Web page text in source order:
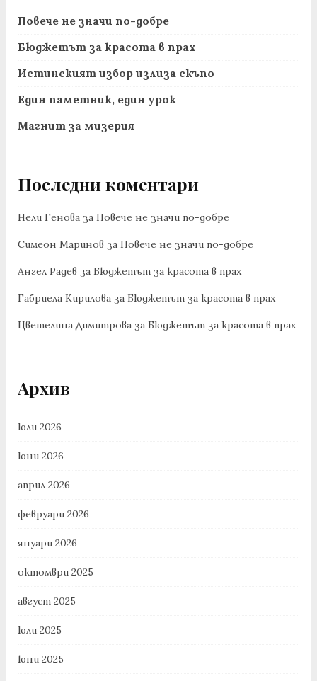
Повече не значи по-добре
Бюджетът за красота в прах
Истинският избор излиза скъпо
Един паметник, един урок
Магнит за мизерия
Последни коментари
Нели Геноваза Повече не значи по-добре
Симеон Маринов за Повече не значи по-добре
Ангел Радев за Бюджетът за красота в прах
Габриела Кириловаза Бюджетът за красота в прах
Цветелина Димитроваза Бюджетът за красота в прах
Архив
юли 2026
юни 2026
април 2026
февруари 2026
януари 2026
октомври 2025
август 2025
юли 2025
юни 2025